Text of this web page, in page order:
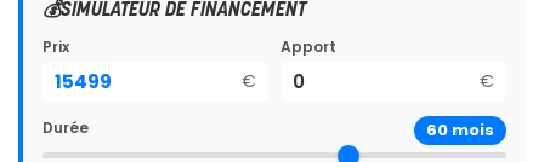
💰SIMULATEUR DE FINANCEMENT
Prix
€
Apport
€
Durée 60 mois